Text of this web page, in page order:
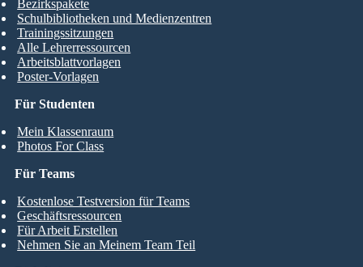
Für Studenten
Mein Klassenraum
Photos For Class
Bezirkspakete
Schulbibliotheken und Medienzentren
Trainingssitzungen
Alle Lehrerressourcen
Arbeitsblattvorlagen
Poster-Vorlagen
Für Teams
Kostenlose Testversion für Teams
Geschäftsressourcen
Für Arbeit Erstellen
Nehmen Sie an Meinem Team Teil